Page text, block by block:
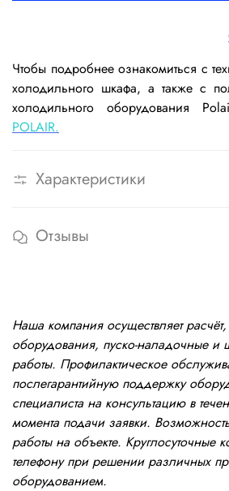
Чтобы подробнее ознакомиться с
холодильного шкафа, а также с
холодильного оборудования
POLAIR.
Характеристики
Отзывы
Наша компания осуществляет расчёт,
оборудования, пуско-наладочные и
работы. Профилактическое
послегарантийную поддержку
специалиста на консультацию в
момента подачи заявки.
работы на объекте. Круглосуточные
телефону при решении различных
оборудованием.